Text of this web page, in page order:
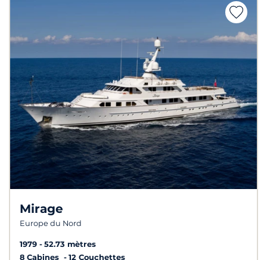
Mirage
Europe du Nord
1979
52.73 mètres
8 Cabines
12 Couchettes